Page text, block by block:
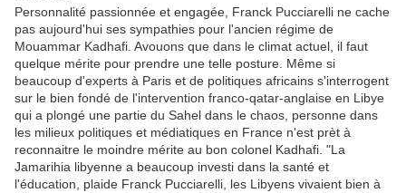
Personnalité passionnée et engagée, Franck Pucciarelli ne cache
pas aujourd'hui ses sympathies pour l'ancien régime de
Mouammar Kadhafi. Avouons que dans le climat actuel, il faut
quelque mérite pour prendre une telle posture. Même si
beaucoup d'experts à Paris et de politiques africains s'interrogent
sur le bien fondé de l'intervention franco-qatar-anglaise en Libye
qui a plongé une partie du Sahel dans le chaos, personne dans
les milieux politiques et médiatiques en France n'est prèt à
reconnaitre le moindre mérite au bon colonel Kadhafi. "La
Jamarihia libyenne a beaucoup investi dans la santé et
l'éducation, plaide Franck Pucciarelli, les Libyens vivaient bien à